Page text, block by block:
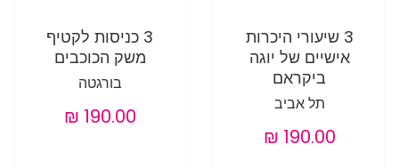
3 שיעורי היכרות
אישיים של יוגה
ביקראם
תל אביב
3 כניסות לקטיף
משק הכוכבים
בורגטה